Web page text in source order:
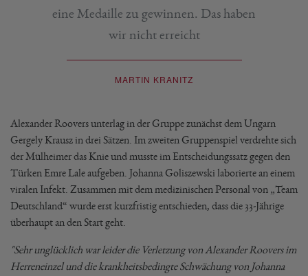
eine Medaille zu gewinnen. Das haben
wir nicht erreicht
MARTIN KRANITZ
Alexander Roovers unterlag in der Gruppe zunächst dem Ungarn
Gergely Krausz in drei Sätzen. Im zweiten Gruppenspiel verdrehte sich
der Mülheimer das Knie und musste im Entscheidungssatz gegen den
Türken Emre Lale aufgeben. Johanna Goliszewski laborierte an einem
viralen Infekt. Zusammen mit dem medizinischen Personal von „Team
Deutschland“ wurde erst kurzfristig entschieden, dass die 33-Jährige
überhaupt an den Start geht.
"Sehr unglücklich war leider die Verletzung von Alexander Roovers im
Herreneinzel und die krankheitsbedingte Schwächung von Johanna